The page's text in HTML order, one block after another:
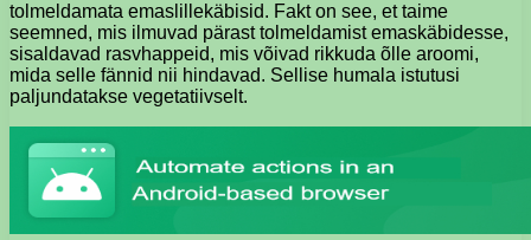
tolmeldamata emaslillekäbisid. Fakt on see, et taime
seemned, mis ilmuvad pärast tolmeldamist emaskäbidesse,
sisaldavad rasvhappeid, mis võivad rikkuda õlle aroomi,
mida selle fännid nii hindavad. Sellise humala istutusi
paljundatakse vegetatiivselt.